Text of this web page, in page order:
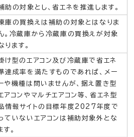
助の対象とし、省エネを推進します。
庫の買換えは補助の対象とはなりま
。冷蔵庫から冷蔵庫の買換えが対象
ります。
け型のエアコン及び冷蔵庫で省エネ
達成率を満たすものであれば、メー
や機種は問いませんが、据え置き型
アコンやマルチエアコン等、省エネ型
情報サイトの目標年度2027年度で
ていないエアコンは補助対象外とな
す。